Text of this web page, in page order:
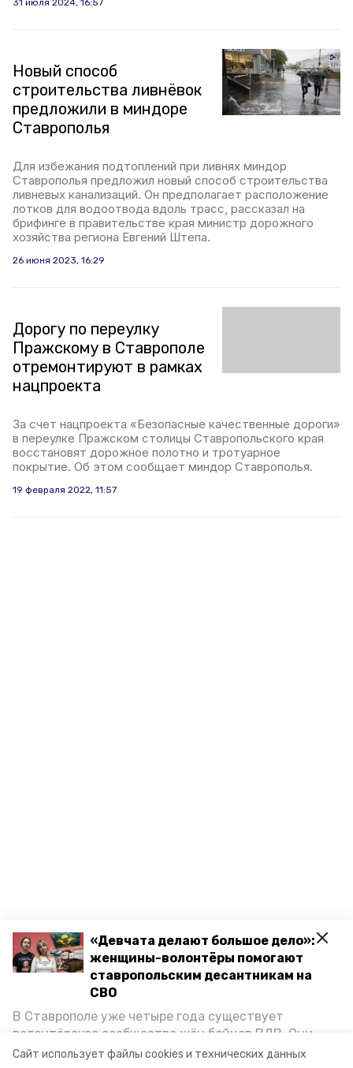
Сайт использует файлы cookies и технических данных
«Девчата делают большое дело»:
женщины-волонтёры помогают
ставропольским десантникам на
СВО
В Ставрополе уже четыре года существует
волонтёрское сообщество жён бойцов ВДВ. Они
организуют сборы вещей и продуктов для
31 июля 2024, 16:57
Новый способ
строительства ливнёвок
предложили в миндоре
Ставрополья
Для избежания подтоплений при ливнях миндор
Ставрополья предложил новый способ строительства
ливневых канализаций. Он предполагает расположение
лотков для водоотвода вдоль трасс, рассказал на
брифинге в правительстве края министр дорожного
хозяйства региона Евгений Штепа.
26 июня 2023, 16:29
Дорогу по переулку
Пражскому в Ставрополе
отремонтируют в рамках
нацпроекта
За счет нацпроекта «Безопасные качественные дороги»
в переулке Пражском столицы Ставропольского края
восстановят дорожное полотно и тротуарное
покрытие. Об этом сообщает миндор Ставрополья.
19 февраля 2022, 11:57